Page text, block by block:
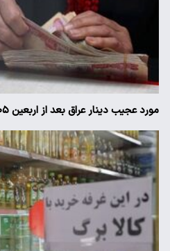
مورد عجیب دینار عراق بعد از اربعین ۱۴۰۵